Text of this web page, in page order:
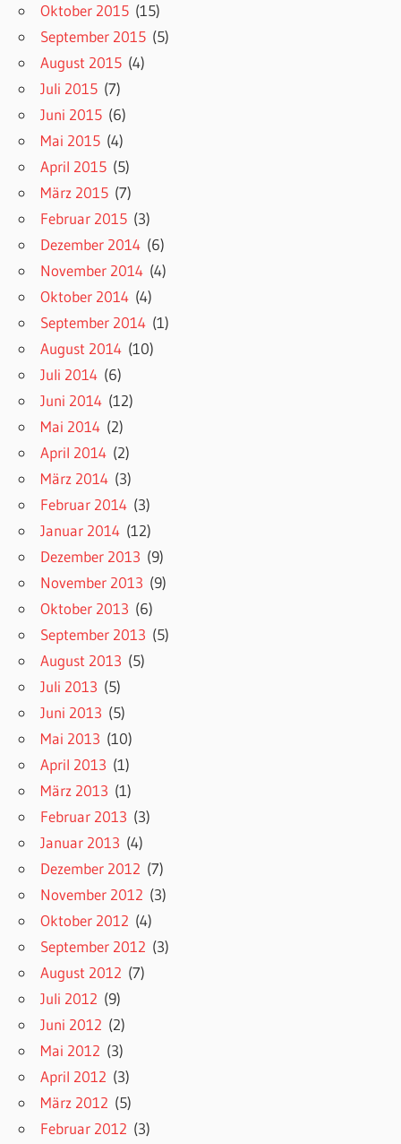
Oktober 2015 (15)
September 2015 (5)
August 2015 (4)
Juli 2015 (7)
Juni 2015 (6)
Mai 2015 (4)
April 2015 (5)
März 2015 (7)
Februar 2015 (3)
Dezember 2014 (6)
November 2014 (4)
Oktober 2014 (4)
September 2014 (1)
August 2014 (10)
Juli 2014 (6)
Juni 2014 (12)
Mai 2014 (2)
April 2014 (2)
März 2014 (3)
Februar 2014 (3)
Januar 2014 (12)
Dezember 2013 (9)
November 2013 (9)
Oktober 2013 (6)
September 2013 (5)
August 2013 (5)
Juli 2013 (5)
Juni 2013 (5)
Mai 2013 (10)
April 2013 (1)
März 2013 (1)
Februar 2013 (3)
Januar 2013 (4)
Dezember 2012 (7)
November 2012 (3)
Oktober 2012 (4)
September 2012 (3)
August 2012 (7)
Juli 2012 (9)
Juni 2012 (2)
Mai 2012 (3)
April 2012 (3)
März 2012 (5)
Februar 2012 (3)